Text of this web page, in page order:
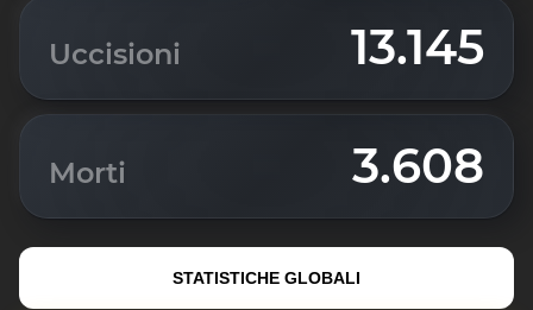
13.145
Uccisioni
3.608
Morti
STATISTICHE GLOBALI